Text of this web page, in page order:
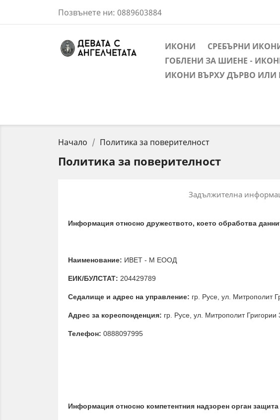
Позвънете ни: 0889603884
ИКОНИ СРЕБЪРНИ
ГОБЛЕНИ ЗА ШИЕНЕ -
ИКОНИ ВЪРХУ ДЪРВО ИЛИ
Начало Политика за поверителност
Политика за поверителност
Задължителна
Информация относно дружеството, което обработва
Наименование: ИВЕТ - М ЕООД
ЕИК/БУЛСТАТ: 204429789
Седалище и адрес на управление: гр. Русе, ул. Митрополит
Адрес за кореспонденция: гр. Русе, ул. Митрополит Григории
Телефон: 0888097995
Информация относно компетентния надзорен орган